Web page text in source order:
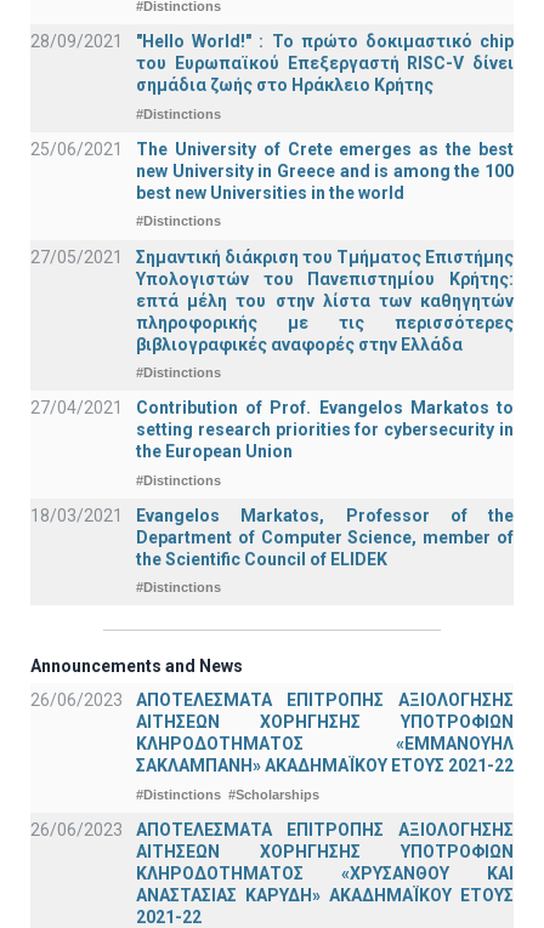
#Distinctions
28/09/2021
"Hello World!" : Το πρώτο δοκιμαστικό chip
του Ευρωπαϊκού Επεξεργαστή RISC-V δίνει
σημάδια ζωής στο Ηράκλειο Κρήτης
#Distinctions
25/06/2021
The University of Crete emerges as the best
new University in Greece and is among the 100
best new Universities in the world
#Distinctions
27/05/2021
Σημαντική διάκριση του Τμήματος Επιστήμης
Υπολογιστών του Πανεπιστημίου Κρήτης:
επτά μέλη του στην λίστα των καθηγητών
πληροφορικής με τις περισσότερες
βιβλιογραφικές αναφορές στην Ελλάδα
#Distinctions
27/04/2021
Contribution of Prof. Evangelos Markatos to
setting research priorities for cybersecurity in
the European Union
#Distinctions
18/03/2021
Evangelos Markatos, Professor of the
Department of Computer Science, member of
the Scientific Council of ELIDEK
#Distinctions
Announcements and News
26/06/2023
ΑΠΟΤΕΛΕΣΜΑΤΑ ΕΠΙΤΡΟΠΗΣ ΑΞΙΟΛΟΓΗΣΗΣ
ΑΙΤΗΣΕΩΝ ΧΟΡΗΓΗΣΗΣ ΥΠΟΤΡΟΦΙΩΝ
ΚΛΗΡΟΔΟΤΗΜΑΤΟΣ «ΕΜΜΑΝΟΥΗΛ
ΣΑΚΛΑΜΠΑΝΗ» ΑΚΑΔΗΜΑΪΚΟΥ ΕΤΟΥΣ 2021-22
#Distinctions #Scholarships
26/06/2023
ΑΠΟΤΕΛΕΣΜΑΤΑ ΕΠΙΤΡΟΠΗΣ ΑΞΙΟΛΟΓΗΣΗΣ
ΑΙΤΗΣΕΩΝ ΧΟΡΗΓΗΣΗΣ ΥΠΟΤΡΟΦΙΩΝ
ΚΛΗΡΟΔΟΤΗΜΑΤΟΣ «ΧΡΥΣΑΝΘΟΥ ΚΑΙ
ΑΝΑΣΤΑΣΙΑΣ ΚΑΡΥΔΗ» ΑΚΑΔΗΜΑΪΚΟΥ ΕΤΟΥΣ
2021-22